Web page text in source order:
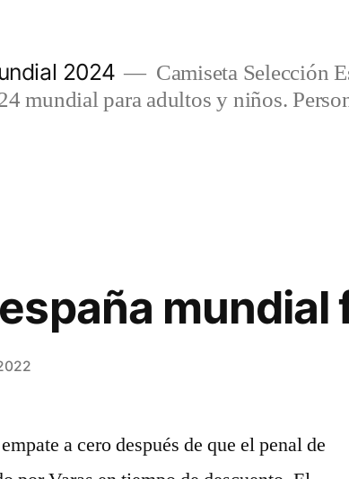
2024
Camiseta Selección
mundial para adultos y niños.
mundial
a cero después de que el penal de